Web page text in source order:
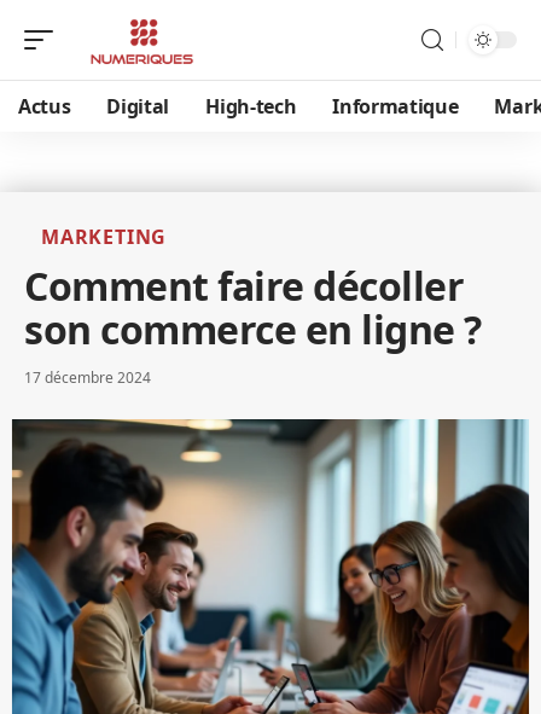
Actus Digital High-tech Informatique
MARKETING
Comment faire décoller
son commerce en ligne ?
17 décembre 2024